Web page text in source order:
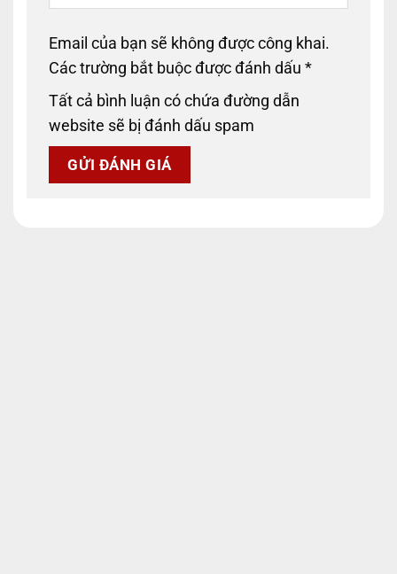
Email của bạn sẽ không được công khai.
Các trường bắt buộc được đánh dấu *
Tất cả bình luận có chứa đường dẫn
website sẽ bị đánh dấu spam